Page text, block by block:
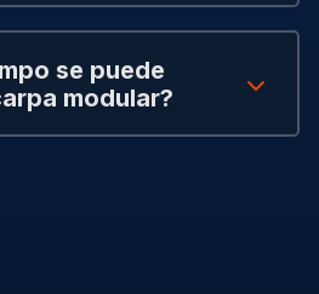
se puede
modular?